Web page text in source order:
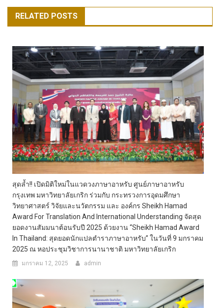
เรื่อง
RELATED POSTS
สุดล้ำ!! เปิดมิติใหม่ในแวดวงภาษาอาหรับ ศูนย์ภาษาอาหรับ
กรุงเทพ มหาวิทยาลัยเกริก ร่วมกับ กระทรวงการอุดมศึกษา
วิทยาศาสตร์ วิจัยและนวัตกรรม และ องค์กร Sheikh Hamad
Award For Translation And International Understanding จัดสุด
ยอดงานสัมมนาต้อนรับปี 2025 ด้วยงาน “Sheikh Hamad Award
In Thailand: สุดยอดนักแปลตำราภาษาอาหรับ” ในวันที่ 9 มกราคม
2025 ณ หอประชุมวิชาการนานาชาติ มหาวิทยาลัยเกริก
มกราคม 12, 2025 admin